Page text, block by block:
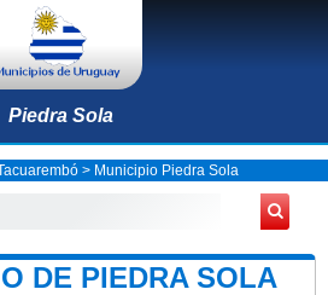
Piedra Sola
> Municipio Piedra Sola
DE PIEDRA SOLA